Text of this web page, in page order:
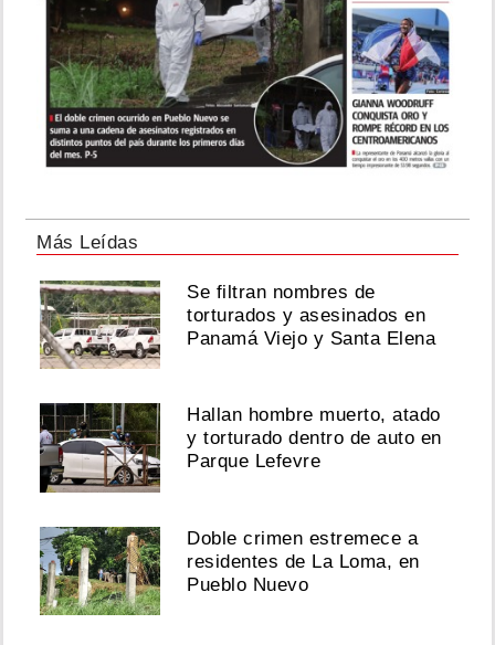
Más Leídas
Se filtran nombres de
torturados y asesinados en
Panamá Viejo y Santa Elena
Hallan hombre muerto, atado
y torturado dentro de auto en
Parque Lefevre
Doble crimen estremece a
residentes de La Loma, en
Pueblo Nuevo